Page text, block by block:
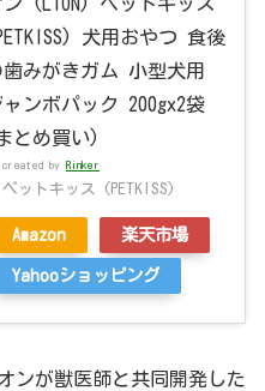
ン (LION) ペットキッス
犬用おやつ 食後
歯みがきガム 小型犬用
ャンボパック 200gx2袋
とめ買い)
created by Rinker
ペットキッス (PETKISS)
Amazon 楽天市場
Yahooショッピング
ンが獣医師と共同開発した